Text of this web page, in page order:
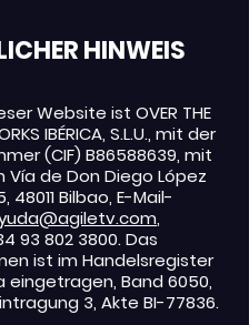
HINWEIS
Website ist OVER THE
IBÉRICA, S.L.U., mit der
(CIF) B86588639, mit
Vía de Don Diego López
48011 Bilbao, E-Mail-
,
93 802 3800. Das
ist im Handelsregister
eingetragen, Band 6050,
3, Akte BI-77836.